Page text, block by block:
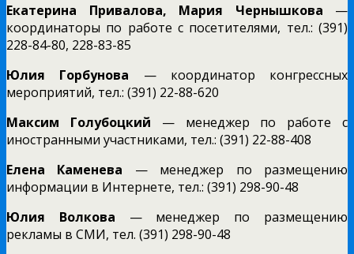
Екатерина Привалова, Мария Чернышкова —
координаторы по работе с посетителями, тел.: (391)
228-84-80, 228-83-85
Юлия Горбунова — координатор конгрессных
мероприятий, тел.: (391) 22-88-620
Максим Голубоцкий — менеджер по работе с
иностранными участниками, тел.: (391) 22-88-408
Елена Каменева — менеджер по размещению
информации в Интернете, тел.: (391) 298-90-48
Юлия Волкова — менеджер по размещению
рекламы в СМИ, тел. (391) 298-90-48